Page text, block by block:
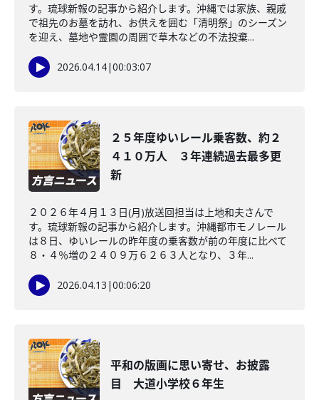
す。琉球新報の記事から紹介します。沖縄では家族、親戚
で祖先のお墓を訪れ、お供えを囲む「清明祭」のシーズン
を迎え、墓地や霊園の周囲で草木などの不法投棄...
2026.04.14|00:03:07
２５年度ゆいレール乗客数、約２
４１０万人 ３年連続過去最多更
新
２０２６年４月１３日(月)放送回担当は上地和夫さんで
す。琉球新報の記事から紹介します。沖縄都市モノレール
は８日、ゆいレールの昨年度の乗客数が前の年度に比べて
８・４％増の２４０９万６２６３人となり、３年...
2026.04.13 |00:06:20
平和の版画に思い寄せ、お披露
目 大道小学校６年生